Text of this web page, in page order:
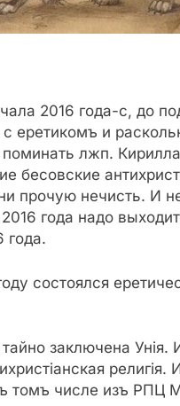
2016 года-с, до
с еретикомъ и
лжп.
бесовские
прочую нечисть. И
года надо
года.
состоялся
тайно заключена
томъ числе изъ РПЦ